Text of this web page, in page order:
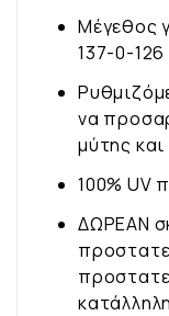
Μέγεθος
137-0-126
να
μύτης και
100% UV
ΔΩΡΕΑΝ